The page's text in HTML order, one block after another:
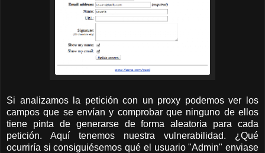
Si analizamos la petición con un proxy podemos ver los
campos que se envían y comprobar que ninguno de ellos
tiene pinta de generarse de forma aleatoria para cada
petición. Aquí tenemos nuestra vulnerabilidad. ¿Qué
ocurriría si consiguiésemos qué el usuario "Admin" enviase